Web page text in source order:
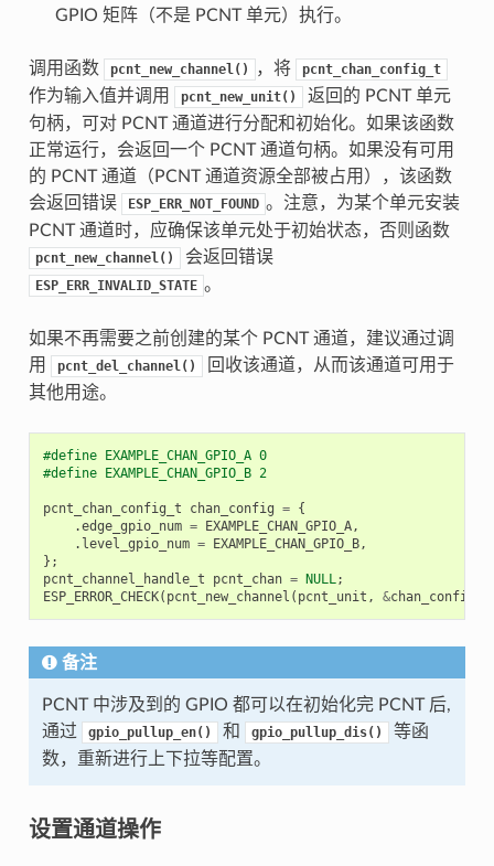
GPIO 矩阵（不是 PCNT 单元）执行。
调用函数 pcnt_new_channel() ，将 pcnt_chan_config_t
作为输入值并调用 pcnt_new_unit()
返回的 PCNT 单元
句柄，可对 PCNT 通道进行分配和初始化。如果该函数
正常运行，会返回一个 PCNT 通道句柄。如果没有可用
的 PCNT 通道（PCNT 通道资源全部被占用），该函数
会返回错误
ESP_ERR_NOT_FOUND 。注意，为某个单元安装
PCNT 通道时，应确保该单元处于初始状态，否则函数
pcnt_new_channel() 会返回错误
ESP_ERR_INVALID_STATE 。
如果不再需要之前创建的某个 PCNT 通道，建议通过调
用
pcnt_del_channel()
回收该通道，从而该通道可用于
其他用途。
#define EXAMPLE_CHAN_GPIO_A 0
#define EXAMPLE_CHAN_GPIO_B 2
pcnt_chan_config_t chan_config = {
.edge_gpio_num = EXAMPLE_CHAN_GPIO_A,
. level_gpio_num = EXAMPLE_CHAN_GPIO_B,
};
pcnt_channel_handle_t
pcnt_chan = NULL;
ESP_ERROR_CHECK( pcnt_new_channel ( pcnt_unit , &chan_config
备注
PCNT 中涉及到的 GPIO 都可以在初始化完 PCNT 后,
通过
gpio_pullup_en() 和 gpio_pullup_dis()
等函
数，重新进行上下拉等配置。
设置通道操作